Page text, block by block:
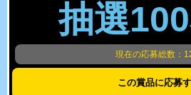
抽選
現在の応募総数：
この賞品に応募